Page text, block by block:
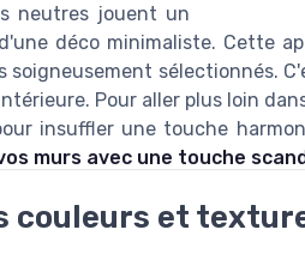
neutres jouent un
déco minimaliste. Cette
soigneusement sélectionnés.
Pour aller plus loin
insuffler une touche
murs avec une touche
couleurs et